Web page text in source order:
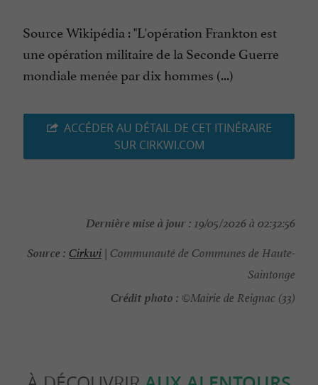
Source Wikipédia : "L'opération Frankton est
une opération militaire de la Seconde Guerre
mondiale menée par dix hommes (...)
ACCÉDER AU DÉTAIL DE CET ITINÉRAIRE
SUR CIRKWI.COM
Dernière mise à jour : 19/05/2026 à 02:32:56
Source : Cirkwi | Communauté de Communes de Haute-
Saintonge
Crédit photo : ©Mairie de Reignac (33)